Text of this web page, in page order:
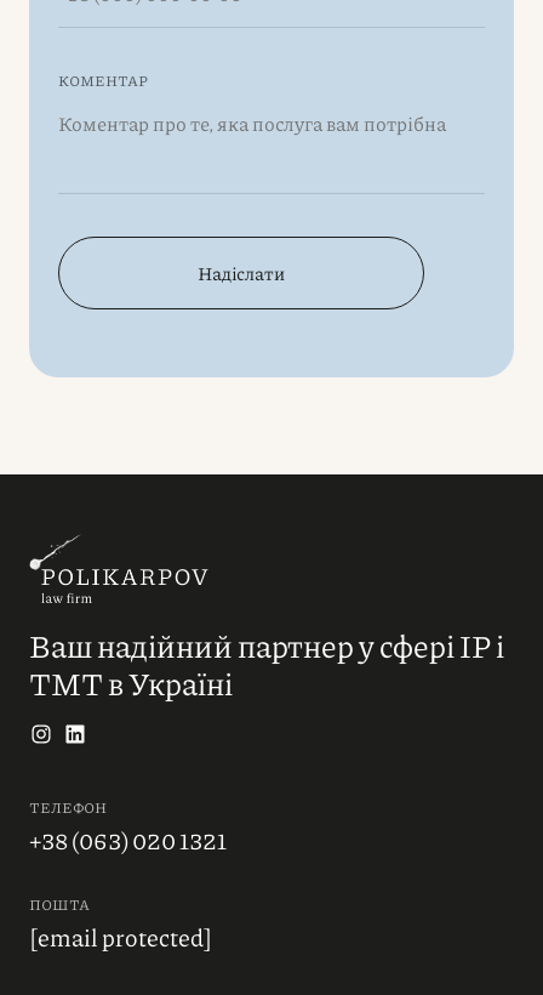
КОМЕНТАР
Надіслати
Ваш надійний партнер у сфері IP і
ТМТ в Україні
ТЕЛЕФОН
+38 (063) 020 1321
ПОШТА
[email protected]